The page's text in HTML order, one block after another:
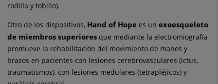
rodilla y tobillo).
Otro de los dispositivos, Hand of Hope es un exoesqueleto
de miembros superiores que mediante la electromiografía
promueve la rehabilitación del movimiento de manos y
brazos en pacientes con lesiones cerebrovasculares (ictus,
traumatismos), con lesiones medulares (tetrapléjicos) y